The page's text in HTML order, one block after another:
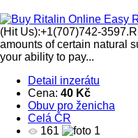
(Hit Us):+1(707)742-
amounts of certain natural
your ability to pay...
Detail inzerátu
Cena: 40 Kč
Obuv pro ženicha
Celá ČR
161
1